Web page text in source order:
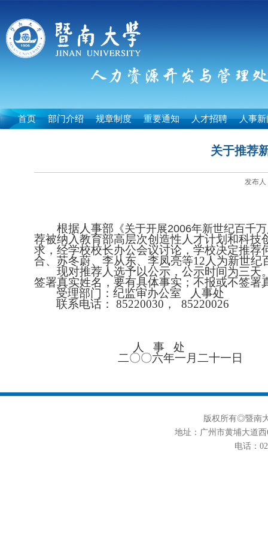
首页 部门介绍 规章制度 重要通知 人才招聘 人事新
关于推荐
发布
根据人事部 《关于开展2006年新世纪百千
荐被纳入教育部高层次创造性人才计划和科
求，经学校校长办公会议讨论，学校决定推
合、苏冬蔚、李从东、李凤亮等12 人为新世纪
现对推荐人选予以公示，公示时间为三
签署真实姓名，要有具体事实；不报或不签
受理部门：纪监审办公室
人事处
联系电话：
85220030 ， 85220026
人 事
处
二〇〇六年一月二十一日
版权所有◎暨南
地址：广州市黄埔大道
电话：